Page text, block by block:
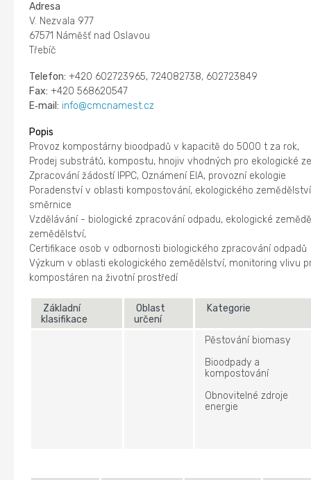
Adresa
V. Nezvala 977
67571 Náměšť nad Oslavou
Třebíč
Telefon: +420 602723965, 724082738, 602723849
Fax: +420 568620547
E‑mail: info@cmcnamest.cz
Popis
Provoz kompostárny bioodpadů v kapacitě do 5000 t za rok,
Prodej substrátů, kompostu, hnojiv vhodných pro ekologické
Zpracování žádostí IPPC, Oznámení EIA, provozní ekologie
Poradenství v oblasti kompostování, ekologického
směrnice
Vzdělávání - biologické zpracování odpadu, ekologické
zemědělství,
Certifikace osob v odbornosti biologického zpracování odpadů
Výzkum v oblasti ekologického zemědělství, monitoring vlivu
kompostáren na životní prostředí
Základní
klasifikace
Oblast
určení
Kategorie
Pěstování biomasy
Bioodpady a
kompostování
Obnovitelné zdroje
energie